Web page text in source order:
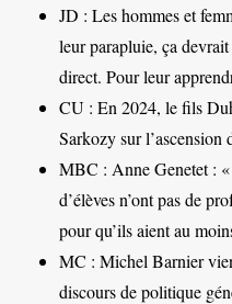
JD : Les hommes et
leur parapluie, ça
direct. Pour leur
CU : En 2024, le fils
Sarkozy sur
MBC : Anne Genetet :
d’élèves n’ont pas de
pour qu’ils aient au
MC : Michel Barnier
discours de politique